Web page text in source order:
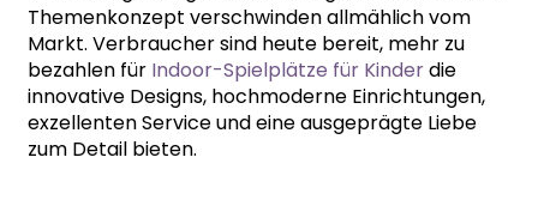
Themenkonzept verschwinden allmählich vom
Markt. Verbraucher sind heute bereit, mehr zu
bezahlen für Indoor-Spielplätze für Kinderdie
innovative Designs, hochmoderne Einrichtungen,
exzellenten Service und eine ausgeprägte Liebe
zum Detail bieten.